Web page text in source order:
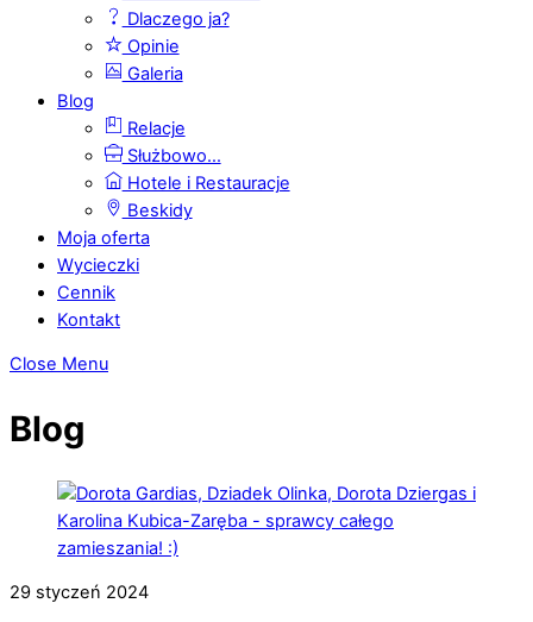
Dlaczego ja?
Opinie
Galeria
Blog
Relacje
Służbowo…
Hotele i Restauracje
Beskidy
Moja oferta
Wycieczki
Cennik
Kontakt
Close Menu
Blog
29 styczeń 2024